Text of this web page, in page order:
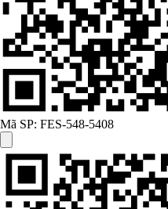
Mã SP: FES-548-5408